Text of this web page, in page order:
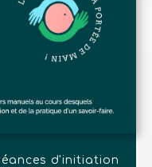
d'initiation